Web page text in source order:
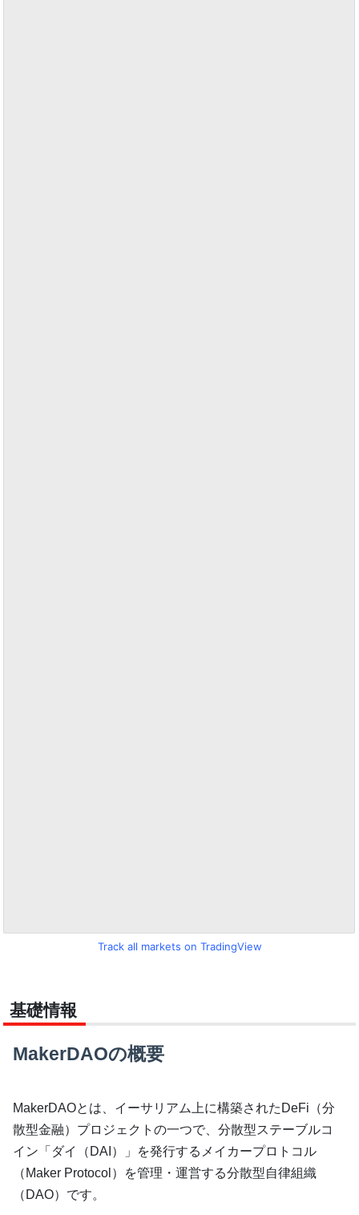
Track all markets on TradingView
基礎情報
MakerDAOの概要
MakerDAOとは、イーサリアム上に構築されたDeFi（分
散型金融）プロジェクトの一つで、分散型ステーブルコ
イン「ダイ（DAI）」を発行するメイカープロトコル
（Maker Protocol）を管理・運営する分散型自律組織
（DAO）です。